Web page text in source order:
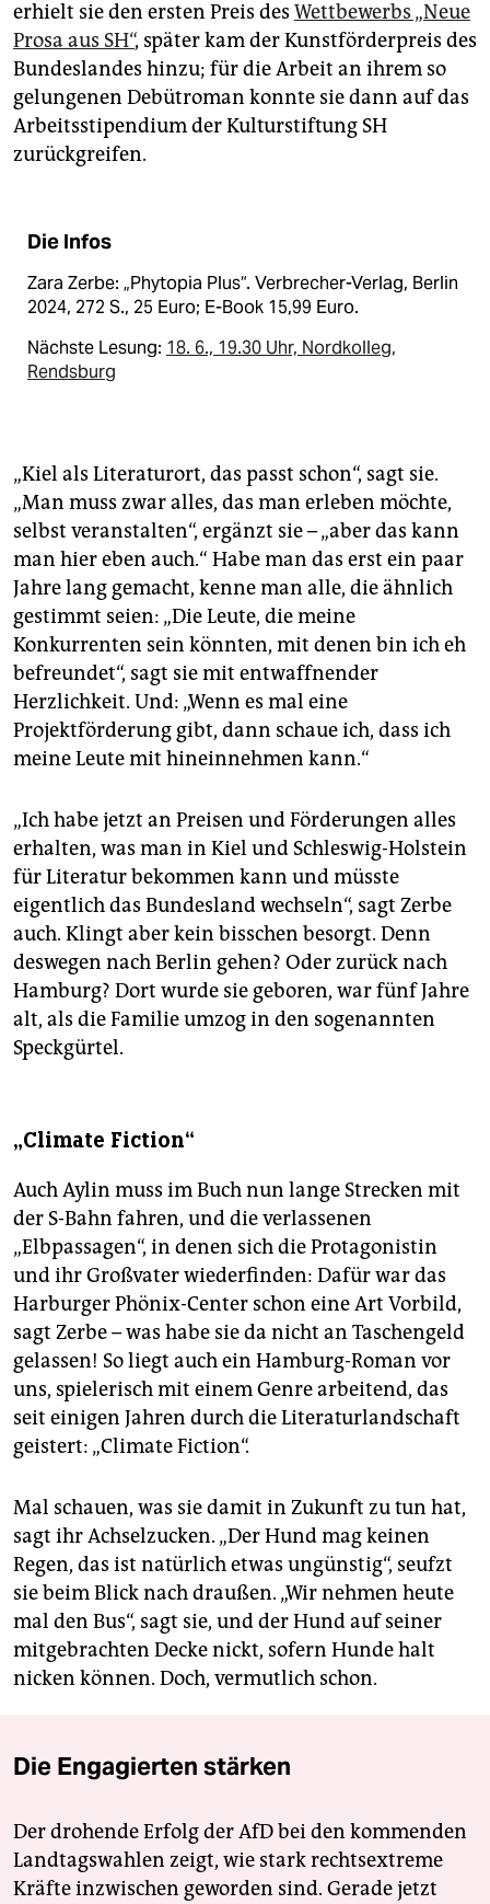
erhielt sie den ersten Preis des Wettbewerbs „Neue
Prosa aus SH“, später kam der Kunstförderpreis des
Bundeslandes hinzu; für die Arbeit an ihrem so
gelungenen Debütroman konnte sie dann auf das
Arbeitsstipendium der Kulturstiftung SH
zurückgreifen.
Die Infos
Zara Zerbe: „Phytopia Plus“. Verbrecher-Verlag, Berlin
2024, 272 S., 25 Euro; E-Book 15,99 Euro.
Nächste Lesung: 18. 6., 19.30 Uhr, Nordkolleg,
Rendsburg
„Kiel als Literaturort, das passt schon“, sagt sie.
„Man muss zwar alles, das man erleben möchte,
selbst veranstalten“, ergänzt sie – „aber das kann
man hier eben auch.“ Habe man das erst ein paar
Jahre lang gemacht, kenne man alle, die ähnlich
gestimmt seien: „Die Leute, die meine
Konkurrenten sein könnten, mit denen bin ich eh
befreundet“, sagt sie mit entwaffnender
Herzlichkeit. Und: „Wenn es mal eine
Projektförderung gibt, dann schaue ich, dass ich
meine Leute mit hineinnehmen kann.“
„Ich habe jetzt an Preisen und Förderungen alles
erhalten, was man in Kiel und Schleswig-Holstein
für Literatur bekommen kann und müsste
eigentlich das Bundesland wechseln“, sagt Zerbe
auch. Klingt aber kein bisschen besorgt. Denn
deswegen nach Berlin gehen? Oder zurück nach
Hamburg? Dort wurde sie geboren, war fünf Jahre
alt, als die Familie umzog in den sogenannten
Speckgürtel.
„Climate Fiction“
Auch Aylin muss im Buch nun lange Strecken mit
der S-Bahn fahren, und die verlassenen
„Elbpassagen“, in denen sich die Protagonistin
und ihr Großvater wiederfinden: Dafür war das
Harburger Phönix-Center schon eine Art Vorbild,
sagt Zerbe – was habe sie da nicht an Taschengeld
gelassen! So liegt auch ein Hamburg-Roman vor
uns, spielerisch mit einem Genre arbeitend, das
seit einigen Jahren durch die Literaturlandschaft
geistert: „Climate Fiction“.
Mal schauen, was sie damit in Zukunft zu tun hat,
sagt ihr Achselzucken. „Der Hund mag keinen
Regen, das ist natürlich etwas ungünstig“, seufzt
sie beim Blick nach draußen. „Wir nehmen heute
mal den Bus“, sagt sie, und der Hund auf seiner
mitgebrachten Decke nickt, sofern Hunde halt
nicken können. Doch, vermutlich schon.
Die Engagierten stärken
Der drohende Erfolg der AfD bei den kommenden
Landtagswahlen zeigt, wie stark rechtsextreme
Kräfte inzwischen geworden sind. Gerade jetzt